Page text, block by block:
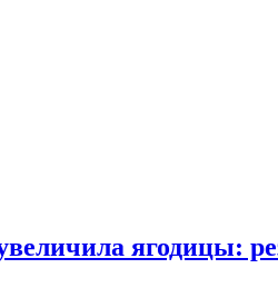
ягодицы: